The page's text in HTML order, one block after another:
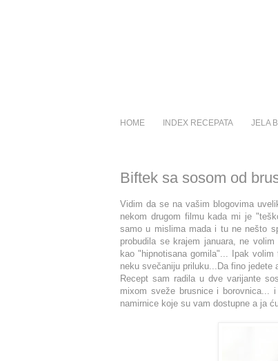
HOME INDEX RECEPATA JELA
Biftek sa sosom od
Vidim da se na vašim blogovima
nekom drugom filmu kada mi je
samo u mislima mada i tu ne nešto
probudila se krajem januara, ne
kao "hipnotisana gomila"... Ipak
neku svečaniju priluku...Da fino jedete
Recept sam radila u dve varijante
mixom sveže brusnice i
namirnice koje su vam dostupne a ja